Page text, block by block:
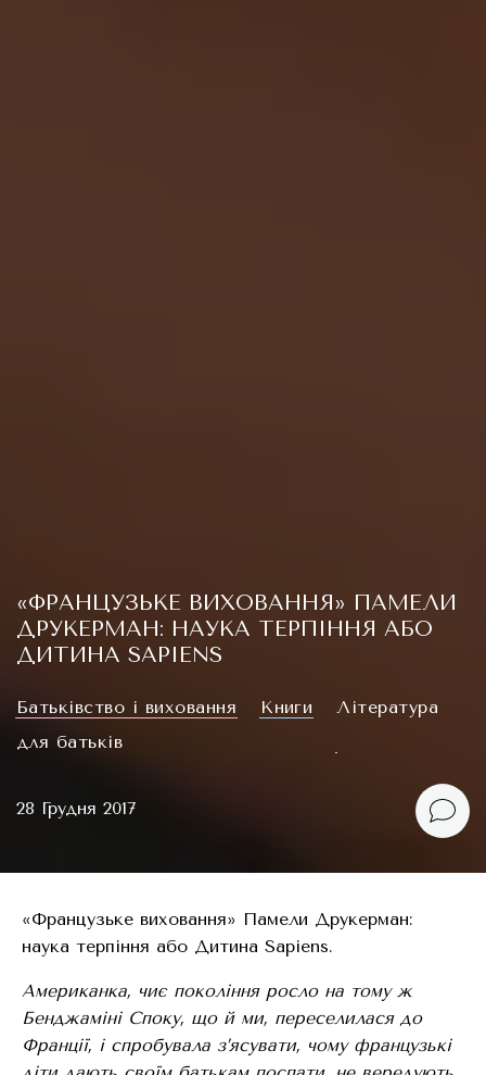
«ФРАНЦУЗЬКЕ ВИХОВАННЯ» ПАМЕЛИ
ДРУКЕРМАН: НАУКА ТЕРПІННЯ АБО
ДИТИНА SAPIENS
Батьківство і виховання Книги
Література
для батьків
28 Грудня 2017
«Французьке виховання» Памели Друкерман:
наука терпіння або Дитина Sapiens.
Американка, чиє покоління росло на тому ж
Бенджаміні Споку, що й ми, переселилася до
Франції, і спробувала з’ясувати, чому французькі